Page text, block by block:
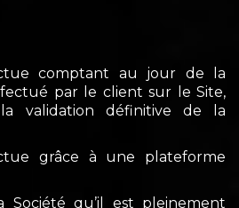
comptant au jour de la
par le client sur le Site,
validation définitive de la
grâce à une plateforme
Société qu’il est pleinement